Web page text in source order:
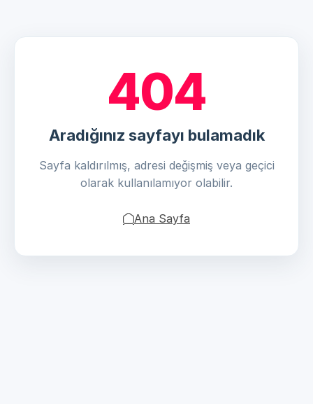
404
Aradığınız sayfayı bulamadık
Sayfa kaldırılmış, adresi değişmiş veya geçici
olarak kullanılamıyor olabilir.
Ana Sayfa